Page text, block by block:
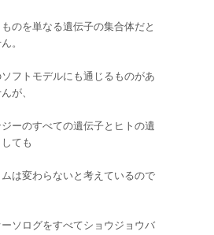
のを単なる遺伝子の集合体だと
。
フトモデルにも通じるものがあ
が、
ーのすべての遺伝子とヒトの遺
ても
は変わらないと考えているので
ソログをすべてショウジョウバ